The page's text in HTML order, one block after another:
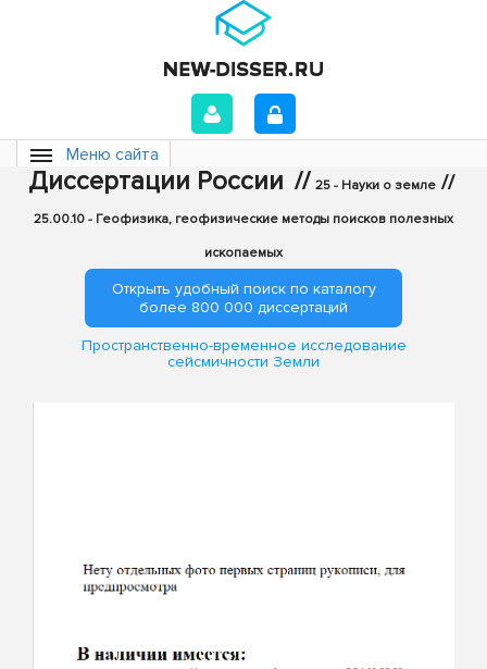
Меню сайта
Диссертации России // 25 - Науки о земле //
25.00.10 - Геофизика, геофизические методы поисков полезных
ископаемых
Открыть удобный поиск по каталогу
более 800 000 диссертаций
Пространственно-временное исследование
сейсмичности Земли